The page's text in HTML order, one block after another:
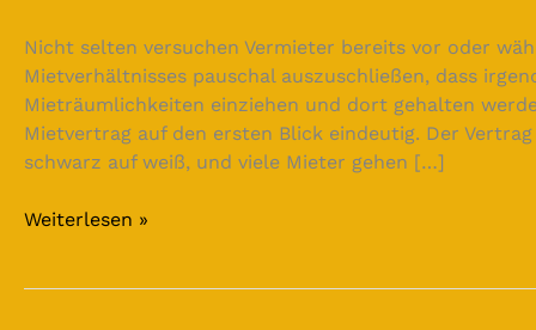
Nicht selten versuchen Vermieter bereits vor oder
Mietverhältnisses pauschal auszuschließen, dass
Mieträumlichkeiten einziehen und dort gehalten
Mietvertrag auf den ersten Blick eindeutig. Der
schwarz auf weiß, und viele Mieter gehen […]
Weiterlesen »